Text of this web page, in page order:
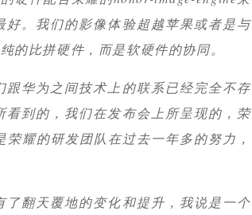
。我们的影像体验超越苹果或者是与
的比拼硬件，而是软硬件的协同。
华为之间技术上的联系已经完全不存
到的，我们在发布会上所呈现的，荣
耀的研发团队在过去一年多的努力，
翻天覆地的变化和提升，我说是一个